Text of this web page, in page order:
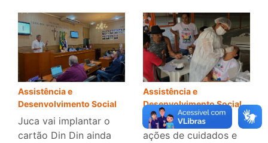
Assistência e
Desenvolvimento Social
Juca vai implantar o
cartão Din Din ainda
Assistência e
Desenvolvimento Social
Prefeitura promove
ações de cuidados e